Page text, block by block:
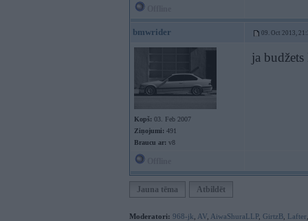
bmwrider 09. Oct 2013,
Kopš: 03. Feb 2007
Ziņojumi: 491
Braucu ar: v8
ja
Jauna tēma Atbildēt
Moderatori: 968-jk AV AiwaShuraLLP, GirtzB Lafter